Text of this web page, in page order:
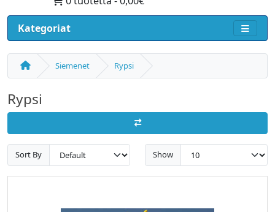
Kategoriat
Siemenet Rypsi
Rypsi
Sort By Show